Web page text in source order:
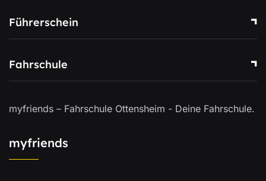
Führerschein
Fahrschule
myfriends – Fahrschule Ottensheim - Deine Fahrschule.
myfriends